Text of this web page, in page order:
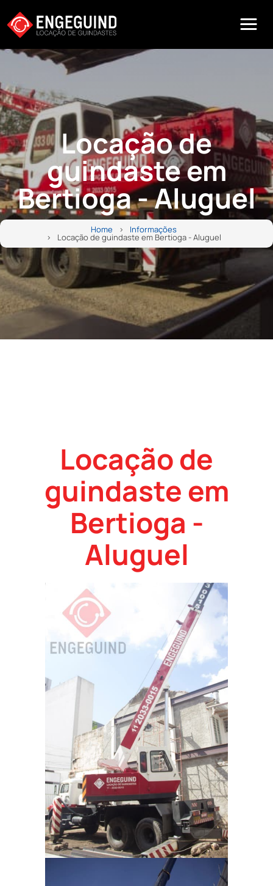
Locação de
guindaste em
Bertioga - Aluguel
Home Informações
Locação de guindaste em Bertioga - Aluguel
Locação de
guindaste em
Bertioga -
Aluguel